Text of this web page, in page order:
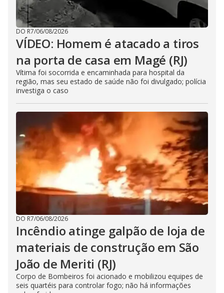
DO R7/06/08/2026
VÍDEO: Homem é atacado a tiros
na porta de casa em Magé (RJ)
Vítima foi socorrida e encaminhada para hospital da
região, mas seu estado de saúde não foi divulgado; polícia
investiga o caso
DO R7/06/08/2026
Incêndio atinge galpão de loja de
materiais de construção em São
João de Meriti (RJ)
Corpo de Bombeiros foi acionado e mobilizou equipes de
seis quartéis para controlar fogo; não há informações